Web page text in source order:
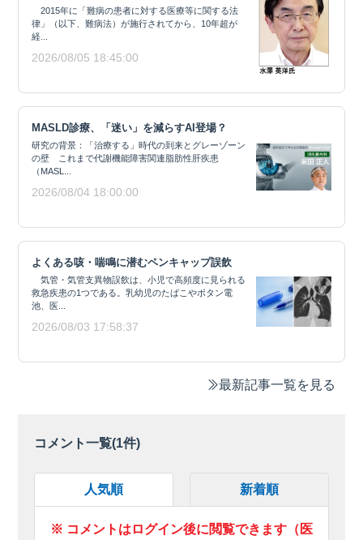
2015年に「難病の患者に対する医療等に関する法
律」（以下、難病法）が施行されてから、10年超が
経...
2026/08/05 18:45:00
MASLD診療、「迷い」を減らすAI登場？
研究の背景：「治療する」時代の到来とグレーゾーン
の壁 これまで代謝機能障害関連脂肪性肝疾患
（MASL...
2026/08/04 18:00:00
よくある咳・喘鳴に潜むペンキャップ誤飲
気管・気管支異物誤飲は、小児で高頻度に見られる
救急疾患の1つである。乳幼児のたばこやボタン電
池、医...
2026/08/03 17:58:37
最新記事一覧を見る
コメント一覧(1件)
人気順 新着順
※ コメントはログイン後に閲覧できます（医